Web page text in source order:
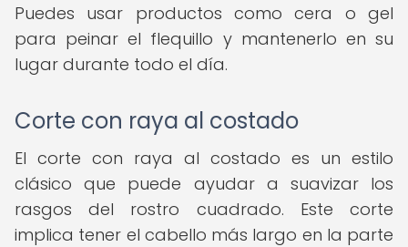
Puedes usar productos como cera o gel
para peinar el flequillo y mantenerlo en su
lugar durante todo el día.
Corte con raya al costado
El corte con raya al costado es un estilo
clásico que puede ayudar a suavizar los
rasgos del rostro cuadrado. Este corte
implica tener el cabello más largo en la parte